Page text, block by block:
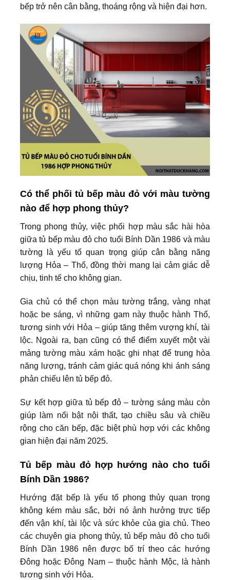
bếp trở nên cân bằng, thoáng rộng và hiện đại hơn.
Có thể phối tủ bếp màu đỏ với màu tường
nào để hợp phong thủy?
Trong phong thủy, việc phối hợp màu sắc hài hòa
giữa tủ bếp màu đỏ cho tuổi Bính Dần 1986 và màu
tường là yếu tố quan trọng giúp cân bằng năng
lượng Hỏa – Thổ, đồng thời mang lại cảm giác dễ
chịu, tinh tế cho không gian.
Gia chủ có thể chọn màu tường trắng, vàng nhạt
hoặc be sáng, vì những gam này thuộc hành Thổ,
tương sinh với Hỏa – giúp tăng thêm vượng khí, tài
lộc. Ngoài ra, bạn cũng có thể điểm xuyết một vài
mảng tường màu xám hoặc ghi nhạt để trung hòa
năng lượng, tránh cảm giác quá nóng khi ánh sáng
phản chiếu lên tủ bếp đỏ.
Sự kết hợp giữa tủ bếp đỏ – tường sáng màu còn
giúp làm nổi bật nội thất, tạo chiều sâu và chiều
rộng cho căn bếp, đặc biệt phù hợp với các không
gian hiện đại năm 2025.
Tủ bếp màu đỏ hợp hướng nào cho tuổi
Bính Dần 1986?
Hướng đặt bếp là yếu tố phong thủy quan trọng
không kém màu sắc, bởi nó ảnh hưởng trực tiếp
đến vận khí, tài lộc và sức khỏe của gia chủ. Theo
các chuyên gia phong thủy, tủ bếp màu đỏ cho tuổi
Bính Dần 1986 nên được bố trí theo các hướng
Đông hoặc Đông Nam – thuộc hành Mộc, là hành
tương sinh với Hỏa.